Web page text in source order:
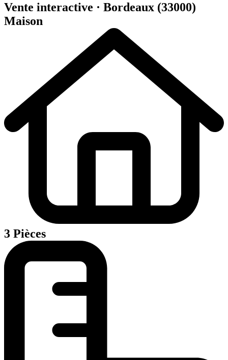
Vente interactive · Bordeaux (33000)
Maison
3 Pièces